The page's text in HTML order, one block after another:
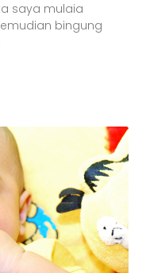
saya mulaia
bingung